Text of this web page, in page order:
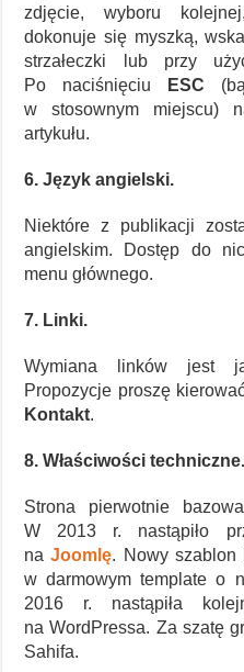
zdjęcie, wyboru
dokonuje się myszką,
strzałeczki lub przy
Po naciśnięciu
ESC
w stosownym miejscu)
artykułu.
6. Język angielski.
Niektóre z publikacji
angielskim. Dostęp do
menu głównego.
7. Linki.
Wymiana linków jest
Propozycje proszę
Kontakt.
8. Właściwości techniczne.
Strona pierwotnie
W 2013 r. nastąpiło
naJoomlę. Nowy szablon
w darmowym template o
2016 r. nastąpiła
na WordPressa. Za szatę
Sahifa.